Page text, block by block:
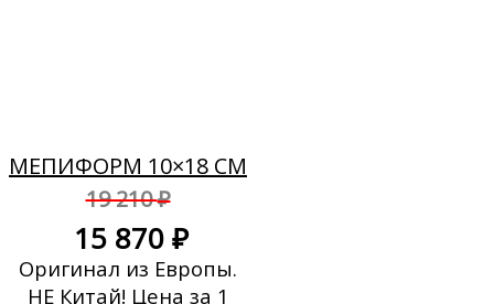
МЕПИФОРМ 10×18 СМ
19 210₽
15 870 ₽
Оригинал из Европы.
НЕ Китай! Цена за 1